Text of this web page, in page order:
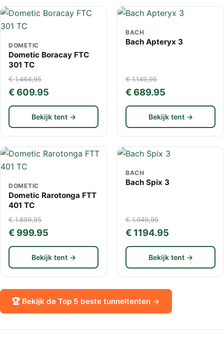
DOMETIC
Dometic Boracay FTC
301 TC
€ 1.464,95
€ 609.95
Bekijk tent →
BACH
Bach Apteryx 3
€ 1.149,95
€ 689.95
Bekijk tent →
DOMETIC
Dometic Rarotonga FTT
401 TC
€ 1.899,95
€ 999.95
Bekijk tent →
BACH
Bach Spix 3
€ 1.949,95
€ 1194.95
Bekijk tent →
🏆 Bekijk de Top 5 beste tunneltenten →